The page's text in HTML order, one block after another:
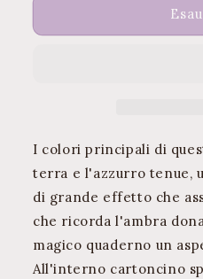
Journal
Journal
I colori principali di
terra e l'azzurro tenue,
di grande effetto che
che ricorda l'ambra
magico quaderno un
All'interno cartoncino